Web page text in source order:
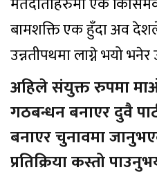
बामशक्ति एक हुँदा अव
उन्नतीपथमा लाग्ने भयो
अहिले संयुक्त रुपमा
गठबन्धन बनाएर दुवै
बनाएर चुनावमा
प्रतिक्रिया कस्तो